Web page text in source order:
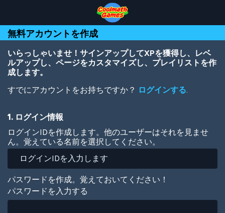
Top
of
Page
Navigation
Main
Content
Footer
ン
コ
ン
移
無料アカウントを作成
いらっしゃいませ！サインアップしてXPを獲得し、レベ
ルアップし、ページをカスタマイズし、プレイリストを作
成します。
すでにアカウントをお持ちですか？ ログインする.
1. ログイン情報
ログインIDを作成します。他のユーザーはそれを見ませ
ん。覚えている名前を選択してください。
パスワードを作成。覚えておいてください！
パスワードを入力する